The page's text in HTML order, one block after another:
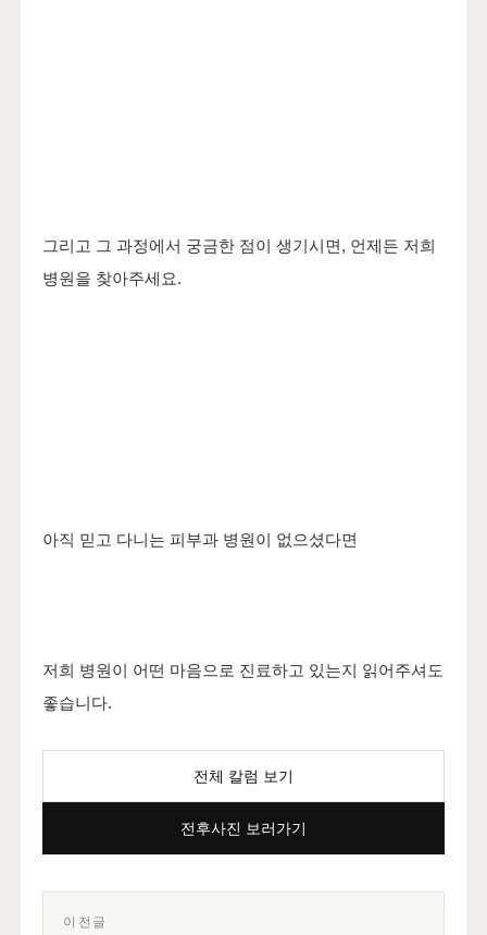
그리고 그 과정에서 궁금한 점이 생기시면, 언제든 저희
병원을 찾아주세요.
아직 믿고 다니는 피부과 병원이 없으셨다면
저희 병원이 어떤 마음으로 진료하고 있는지 읽어주셔도
좋습니다.
전체 칼럼 보기
전후사진 보러가기
이전글